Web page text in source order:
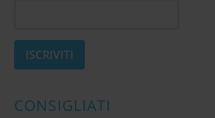
CONSIGLIATI